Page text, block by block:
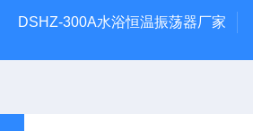
DSHZ-300A水浴恒温振荡器厂家